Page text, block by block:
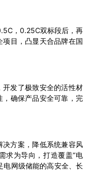
，0.25C双标段后，再
目，凸显天合品牌在国
发了极致安全的活性材
确保产品安全可靠，完
决方案，降低系统兼容风
求为导向，打造覆盖“电
电网级储能的高安全、长